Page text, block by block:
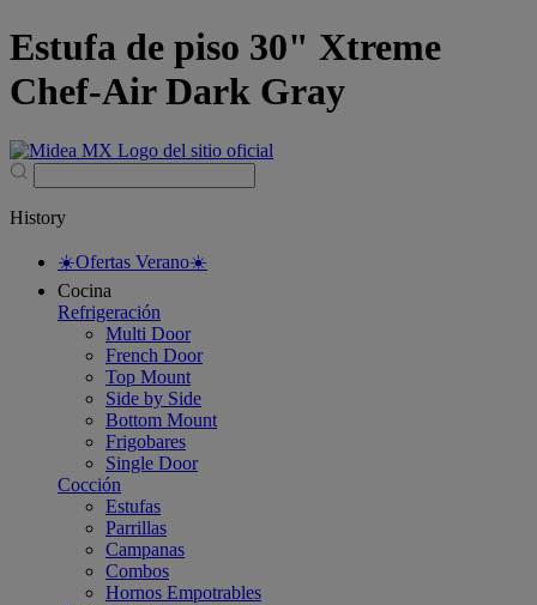
Estufa de piso 30" Xtreme
Chef-Air Dark Gray
History
☀️Ofertas Verano☀️
Cocina
Refrigeración
Multi Door
French Door
Top Mount
Side by Side
Bottom Mount
Frigobares
Single Door
Cocción
Estufas
Parrillas
Campanas
Combos
Hornos Empotrables